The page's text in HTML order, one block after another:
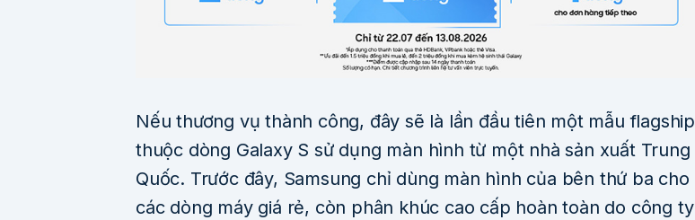
Nếu thương vụ thành công, đây sẽ là lần đầu tiên một mẫu flagship
thuộc dòng Galaxy S sử dụng màn hình từ một nhà sản xuất Trung
Quốc. Trước đây, Samsung chỉ dùng màn hình của bên thứ ba cho
các dòng máy giá rẻ, còn phân khúc cao cấp hoàn toàn do công ty